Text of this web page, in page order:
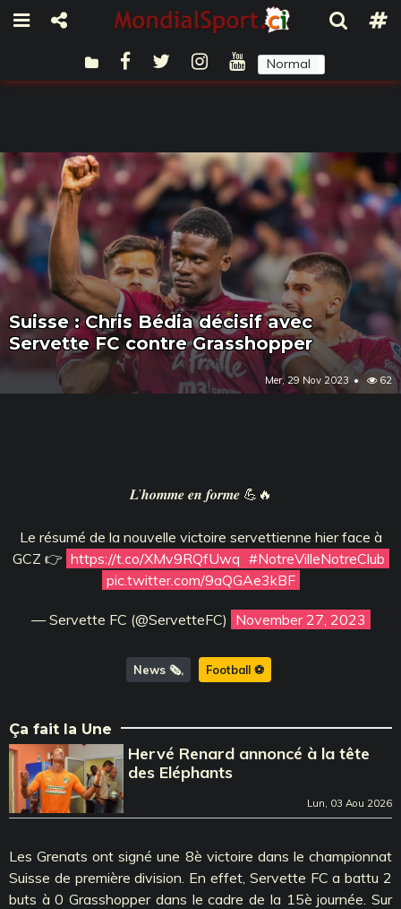
Normal
Suisse : Chris Bédia décisif avec
Servette FC contre Grasshopper
Mer, 29 Nov 2023 62
𝑳’𝒉𝒐𝒎𝒎𝒆 𝒆𝒏 𝒇𝒐𝒓𝒎𝒆 💪🔥
Le résumé de la nouvelle victoire servettienne hier face à
GCZ 👉 https://t.co/XMv9RQfUwq #NotreVilleNotreClub
pic.twitter.com/9aQGAe3kBF
— Servette FC (@ServetteFC) November 27, 2023
News 🗞️ Football ⚽️
Ça fait la Une
Hervé Renard annoncé à la tête
des Eléphants
Lun, 03 Aou 2026
Les Grenats ont signé une 8è victoire dans le championnat
Suisse de première division. En effet, Servette FC a battu 2
buts à 0 Grasshopper dans le cadre de la 15è journée. Sur